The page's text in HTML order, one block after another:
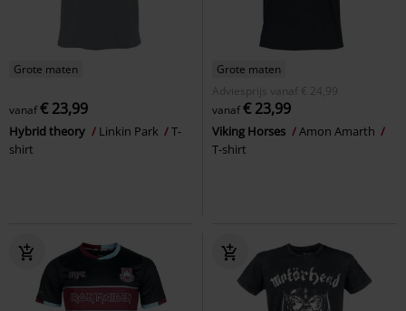
Grote maten
vanaf€ 23,99
Hybrid theory Linkin Park
T-
shirt
Grote maten
Adviesprijs
vanaf € 24,99
vanaf€ 23,99
Viking Horses
Amon Amarth
T-shirt